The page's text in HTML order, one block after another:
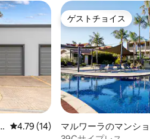
レビュー14件、5つ星中4.79つ星
4.79 (14)
ゲストチョイス
ゲストチョイス
マルワーラのマンシ